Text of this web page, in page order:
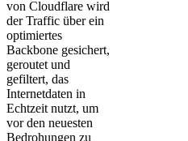
von Cloudflare wird
der Traffic über ein
optimiertes
Backbone gesichert,
geroutet und
gefiltert, das
Internetdaten in
Echtzeit nutzt, um
vor den neuesten
Bedrohungen zu